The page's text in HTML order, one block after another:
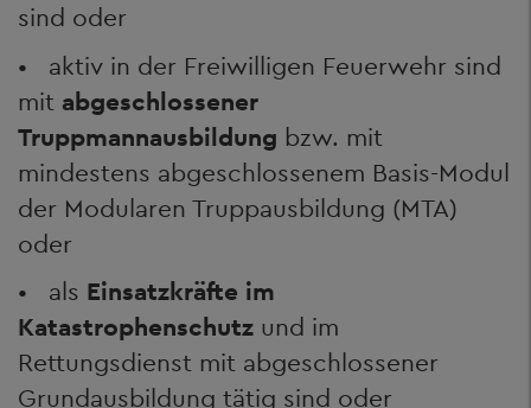
sind oder
• aktiv in der Freiwilligen Feuerwehr sind
mit abgeschlossener
Truppmannausbildung bzw. mit
mindestens abgeschlossenem Basis-Modul
der Modularen Truppausbildung (MTA)
oder
• als Einsatzkräfte im
Katastrophenschutz und im
Rettungsdienst mit abgeschlossener
Grundausbildung tätig sind oder